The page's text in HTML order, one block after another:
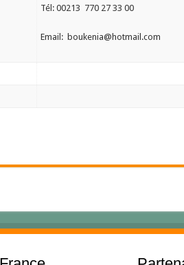
Tél: 00213 770 27 33 00
Email: boukenia@hotmail.com